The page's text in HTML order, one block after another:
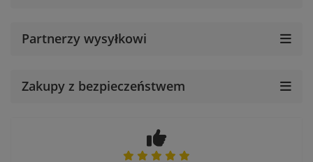
Partnerzy wysyłkowi
Zakupy z bezpieczeństwem